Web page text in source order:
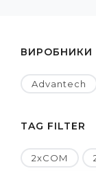
ВИРОБНИКИ
Advantech
TAG FILTER
2xCOM